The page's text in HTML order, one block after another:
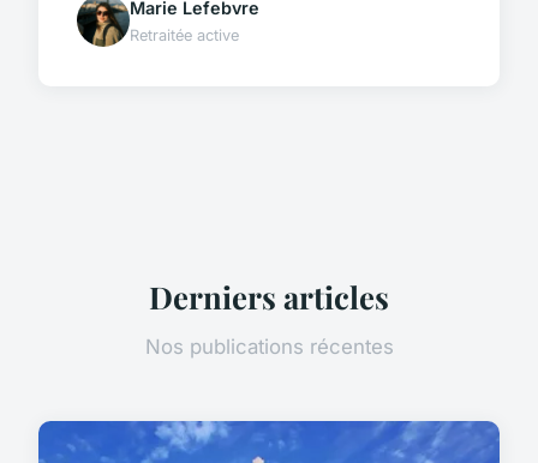
Marie Lefebvre
Retraitée active
Derniers articles
Nos publications récentes